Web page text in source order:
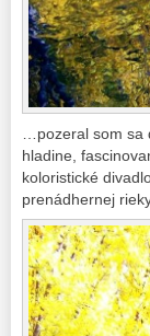
…pozeral som
hladine,
koloristické
prenádhernej